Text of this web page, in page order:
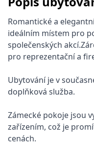
Romantické a
ideálním místem pro
společenských
pro reprezentační a
Ubytování je v
doplňková služba.
Zámecké pokoje jsou
zařízením, což je
cenách.